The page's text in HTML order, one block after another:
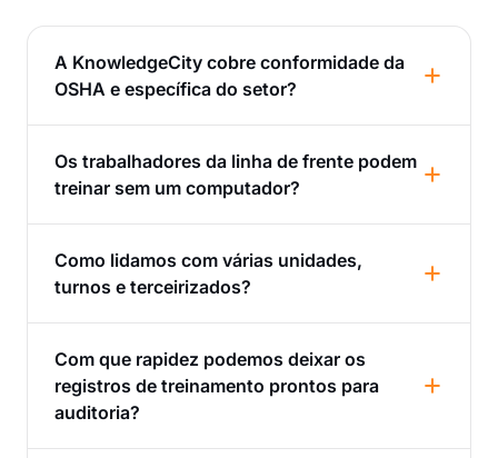
A KnowledgeCity cobre conformidade da
OSHA e específica do setor?
Os trabalhadores da linha de frente podem
treinar sem um computador?
Como lidamos com várias unidades,
turnos e terceirizados?
Com que rapidez podemos deixar os
registros de treinamento prontos para
auditoria?